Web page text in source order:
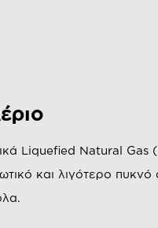
Liquefied Natural Gas
και λιγότερο